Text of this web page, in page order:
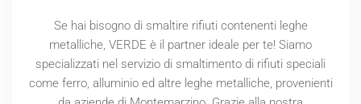
Se hai bisogno di smaltire rifiuti contenenti leghe
metalliche, VERDE è il partner ideale per te! Siamo
specializzati nel servizio di smaltimento di rifiuti speciali
come ferro, alluminio ed altre leghe metalliche, provenienti